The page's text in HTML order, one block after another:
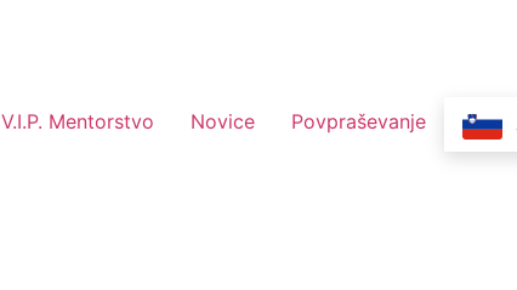
V.I.P. Mentorstvo Novice Povpraševanje